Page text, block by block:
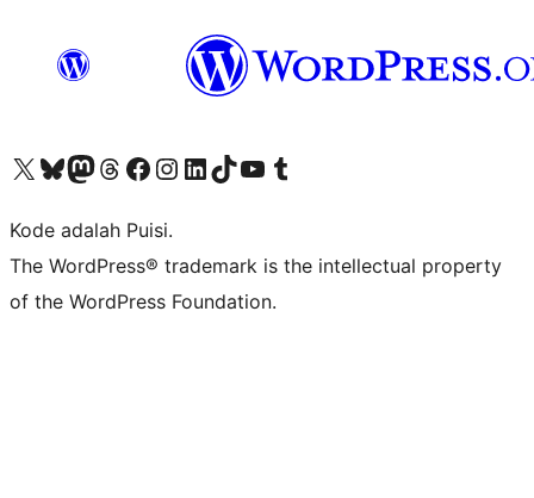
Kunjungi akun X (sebelumnya Twitter) kamiVisit our Bluesky account
Kunjungi akun Mastodon kami
Visit our Threads account
Kunjungi halaman Facebook kamiKunjungi akun Instagram kamiKunjungi akun LinkedIn kami
Visit our TikTok account
Kunjungi channel YouTube kamiVisit our Tumblr account
Kode adalah Puisi.
The WordPress® trademark is the intellectual property
of the WordPress Foundation.